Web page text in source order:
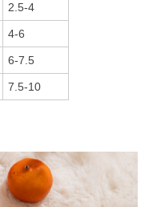
2.5-4
4-6
6-7.5
7.5-10